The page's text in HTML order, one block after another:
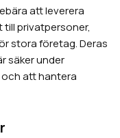
att leverera
privatpersoner,
stora företag. Deras
säker under
att hantera